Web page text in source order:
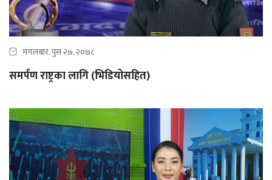
मंगलबार, पुस २७, २०७८
समर्पण राष्ट्रका लागि (भिडियोसहित)